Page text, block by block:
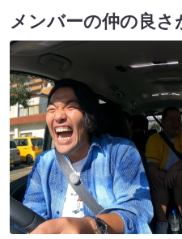
メンバーの仲の良さ